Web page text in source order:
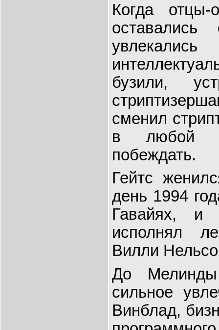
Когда отцы-
бузили,
сменил
в любой
побеждать.
Гейтс
день 1994
Гавайях, и
исполнял
Вилли
До
сильное
Винблад,